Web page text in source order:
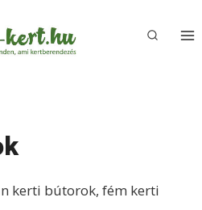
kerti bútorok, fém kerti